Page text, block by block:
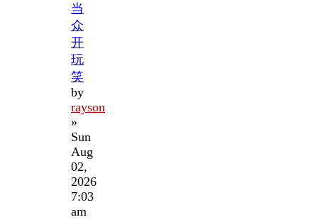
当
众
开
玩
笑
by
rayson
»
Sun
Aug
02,
2026
7:03
am